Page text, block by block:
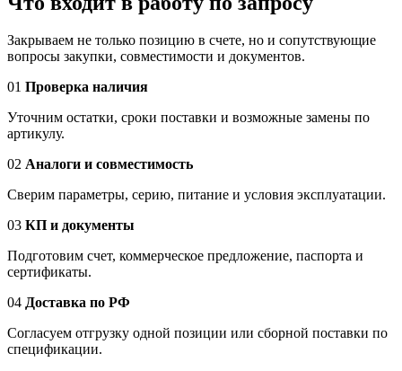
Закрываем не только позицию в счете, но и сопутствующие
вопросы закупки, совместимости и документов.
01 Проверка наличия
Уточним остатки, сроки поставки и возможные замены по
артикулу.
02 Аналоги и совместимость
Сверим параметры, серию, питание и условия эксплуатации.
03 КП и документы
Подготовим счет, коммерческое предложение, паспорта и
сертификаты.
04 Доставка по РФ
Согласуем отгрузку одной позиции или сборной поставки по
спецификации.